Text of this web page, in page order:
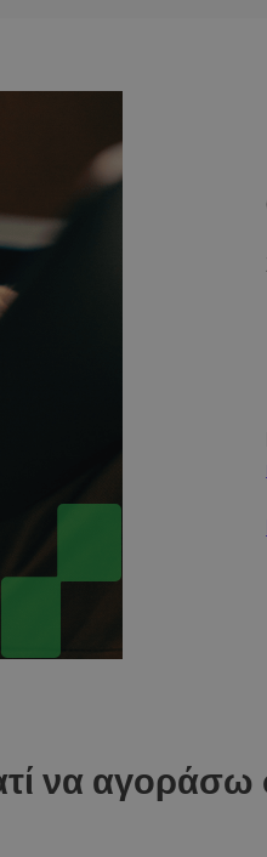
να αγοράσω